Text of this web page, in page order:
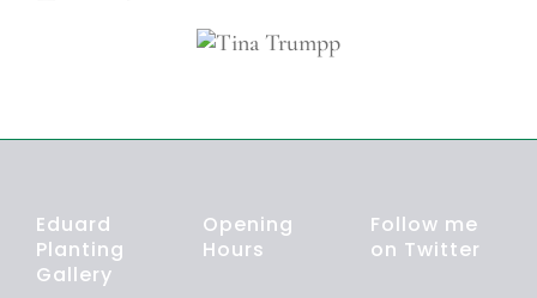
Eduard
Planting
Gallery
Opening
Hours
Follow me
on Twitter